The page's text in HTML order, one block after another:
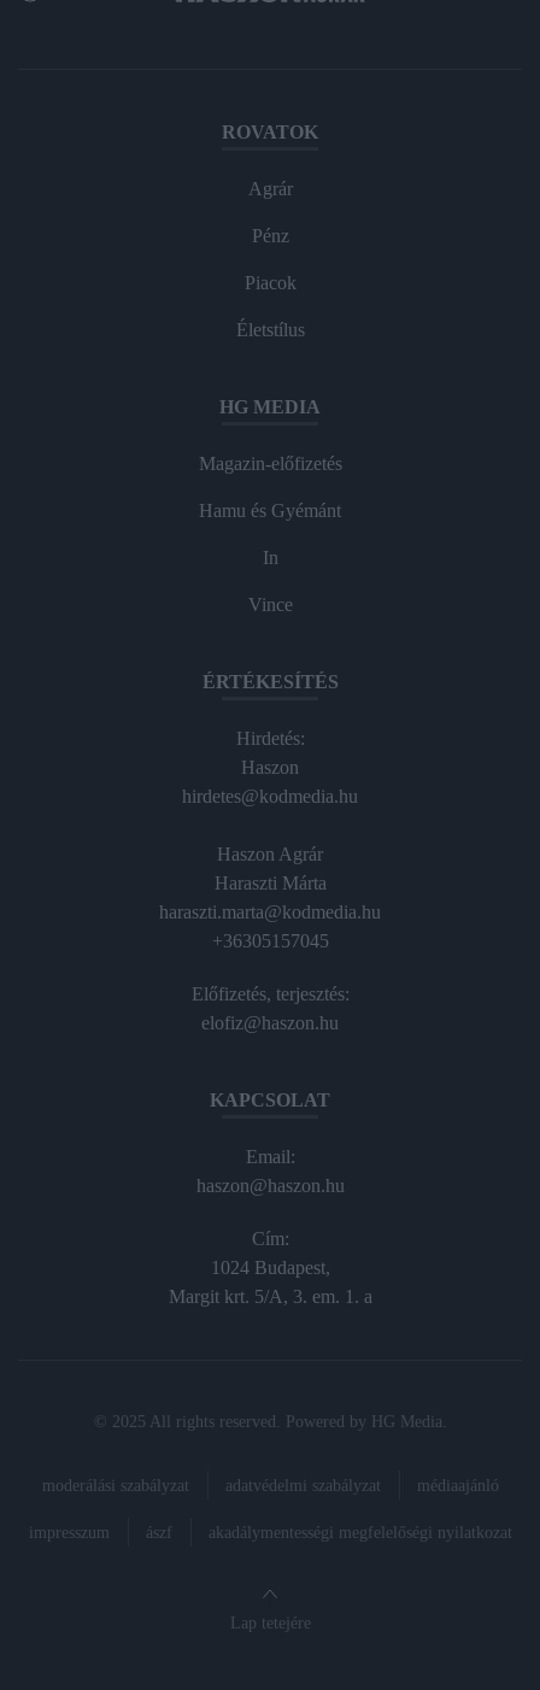
ROVATOK
Agrár
Pénz
Piacok
Életstílus
HG MEDIA
Magazin-előfizetés
Hamu és Gyémánt
In
Vince
ÉRTÉKESÍTÉS
Hirdetés:
Haszon
hirdetes@kodmedia.hu
Haszon Agrár
Haraszti Márta
haraszti.marta@kodmedia.hu
+36305157045
Előfizetés, terjesztés:
elofiz@haszon.hu
KAPCSOLAT
Email:
haszon@haszon.hu
Cím:
1024 Budapest,
Margit krt. 5/A, 3. em. 1. a
© 2025 All rights reserved. Powered by HG Media
moderálási szabályzat adatvédelmi szabályzat médiaajánló
impresszum ászf akadálymentességi megfelelőségi nyilatkozat
Lap tetejére